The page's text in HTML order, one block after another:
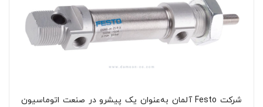
شرکت Festo آلمان به‌عنوان یک پیشرو در صنعت اتوماسیون